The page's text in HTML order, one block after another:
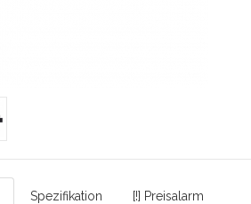
Spezifikation [!] Preisalarm